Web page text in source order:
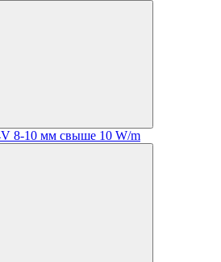
8-10 мм свыше 10 W/m